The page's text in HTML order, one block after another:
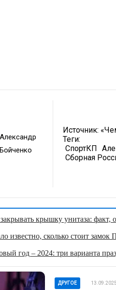
Источник:
Теги:
СпортКП
Сборная
крышку унитаза: факт,
известно, сколько стоит
год – 2024: три варианта
ДРУГОЕ